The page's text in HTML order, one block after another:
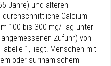
Jahre) und älteren
Calcium-
100 bis 300 mg/Tag unter
Zufuhr) von
1, liegt. Menschen mit
oder surinamischem